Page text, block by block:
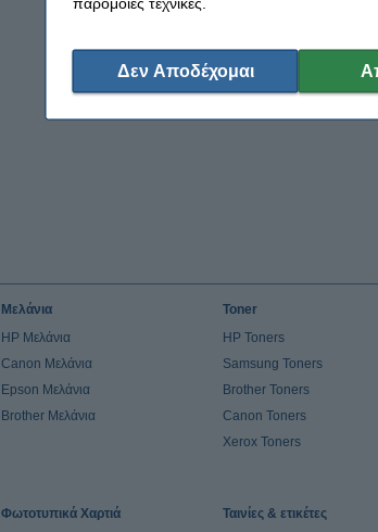
Μελάνια
HP Μελάνια
Canon Μελάνια
Epson Μελάνια
Brother Μελάνια
Toner
HP Toners
Samsung Toners
Brother Toners
Canon Toners
Xerox Toners
Φωτοτυπικά Χαρτιά Ταινίες & ετικέτες
Δεν Αποδέχομαι